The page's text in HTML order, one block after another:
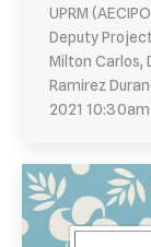
UPRM
Deputy
Milton Carlos,
Ramirez
2021